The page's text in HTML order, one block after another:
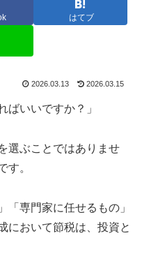
はてブ
2026.03.13 2026.03.15
ばいいですか？」
選ぶことではありませ
す。
「専門家に任せるもの」
において節税は、投資と